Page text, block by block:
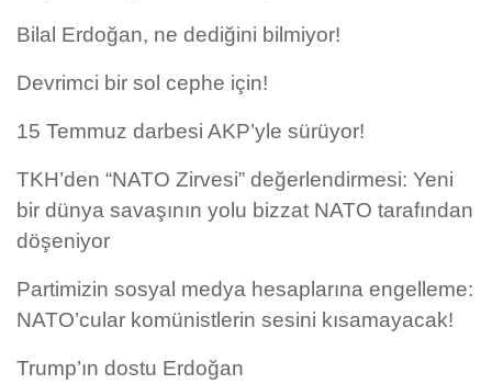
Bilal Erdoğan, ne dediğini bilmiyor!
Devrimci bir sol cephe için!
15 Temmuz darbesi AKP’yle sürüyor!
TKH’den “NATO Zirvesi” değerlendirmesi: Yeni
bir dünya savaşının yolu bizzat NATO tarafından
döşeniyor
Partimizin sosyal medya hesaplarına engelleme:
NATO’cular komünistlerin sesini kısamayacak!
Trump’ın dostu Erdoğan